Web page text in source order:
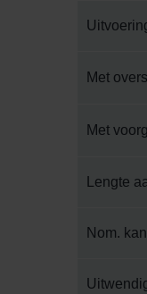
Met
Met
Lengte
Nom.